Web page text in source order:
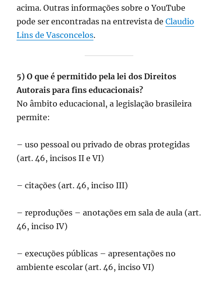
acima. Outras informações sobre o YouTube
pode ser encontradas na entrevista deClaudio
Lins de Vasconcelos.
5) O que é permitido pela lei dos Direitos
Autorais para fins educacionais?
No âmbito educacional, a legislação brasileira
permite:
– uso pessoal ou privado de obras protegidas
(art. 46, incisos II e VI)
– citações (art. 46, inciso III)
– reproduções – anotações em sala de aula (art.
46, inciso IV)
– execuções públicas – apresentações no
ambiente escolar (art. 46, inciso VI)